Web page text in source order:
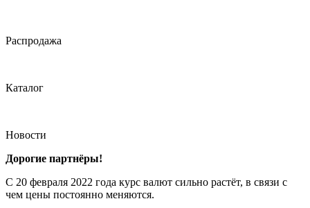
Распродажа
Каталог
Новости
Дорогие партнёры!
С 20 февраля 2022 года курс валют сильно растёт, в связи с
чем цены постоянно меняются.